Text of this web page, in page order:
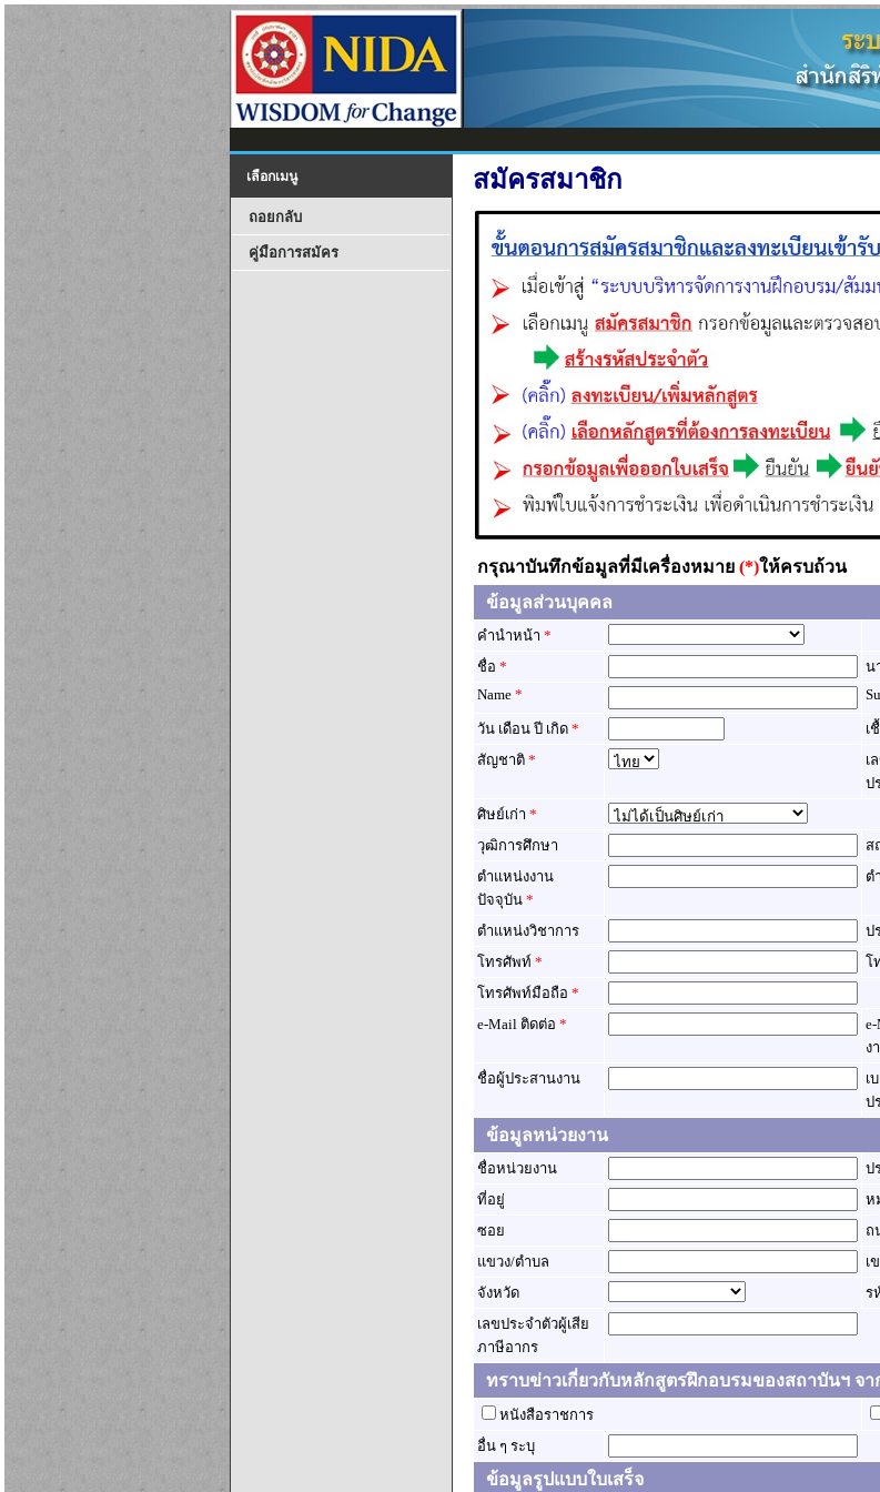
เลือกเมนู
ถอยกลับ
คู่มือการสมัคร
สมัครสมาชิก
กรุณาบันทึกข้อมูลที่มีเครื่องหมาย (*)ให้ครบถ้วน
ข้อมูลส่วนบุคคล
คำนำหน้า *
ชื่อ * น
Name *
วัน เดือน ปี เกิด * เ
สัญชาติ *
เ
ป
ศิษย์เก่า *
วุฒิการศึกษา
ส
ตำแหน่งงาน
ปัจจุบัน *
ต
ตำแหน่งวิชาการ ป
โทรศัพท์ *
โ
โทรศัพท์มือถือ *
e-Mail ติดต่อ *
ง
ชื่อผู้ประสานงาน
เ
ป
ข้อมูลหน่วยงาน
ชื่อหน่วยงาน
ป
ที่อยู่
ห
ซอย
ถ
แขวง/ตำบล
เ
จังหวัด
ร
เลขประจำตัวผู้เสีย
ภาษีอากร
ทราบข่าวเกี่ยวกับหลักสูตรฝึกอบรมของสถาบันฯ จา
หนังสือราชการ
อื่น ๆ ระบุ
ข้อมูลรูปแบบใบเสร็จ